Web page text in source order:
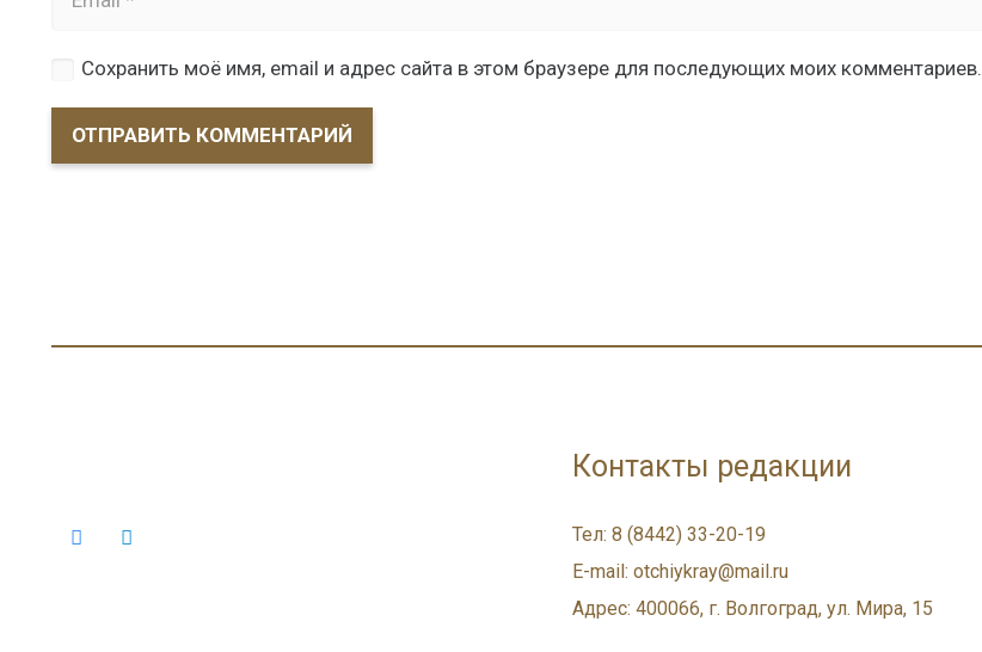
Сохранить моё имя, email и адрес сайта в этом браузере для последующих моих комментариев.
ОТПРАВИТЬ КОММЕНТАРИЙ
Контакты редакции
Тел: 8 (8442) 33-20-19
E-mail: otchiykray@mail.ru
Адрес: 400066, г. Волгоград, ул. Мира, 15